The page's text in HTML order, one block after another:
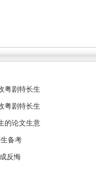
粤剧特长生
粤剧特长生
的论文生意
备考
反悔